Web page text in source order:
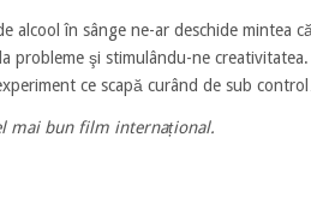
alcool în sânge ne-ar deschide mintea
probleme şi stimulându-ne
ce scapă curând de sub
mai bun film internațional.